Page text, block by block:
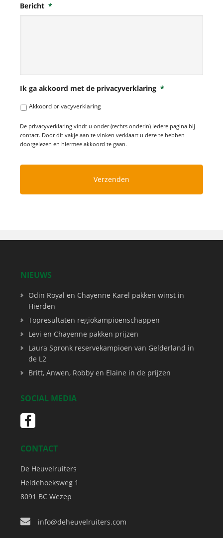
Bericht *
Ik ga akkoord met de privacyverklaring *
Akkoord privacyverklaring
De privacyverklaring vindt u onder (rechts onderin) iedere pagina bij
contact. Door dit vakje aan te vinken verklaart u deze te hebben
doorgelezen en hiermee akkoord te gaan.
NIEUWS
Odin Royal en Chayenne Karel pakken winst in
Hierden
Topresultaten regiokampioenschappen
Levi en Chayenne pakken prijzen
Laura Spronk reservekampioen van Gelderland in
de L2
Britt, Anwen, Robby en Elaine in de prijzen
SOCIAL MEDIA
CONTACT
De Heuvelruiters
Heidehoeksweg 1
8091 BC Wezep
info@deheuvelruiters.com